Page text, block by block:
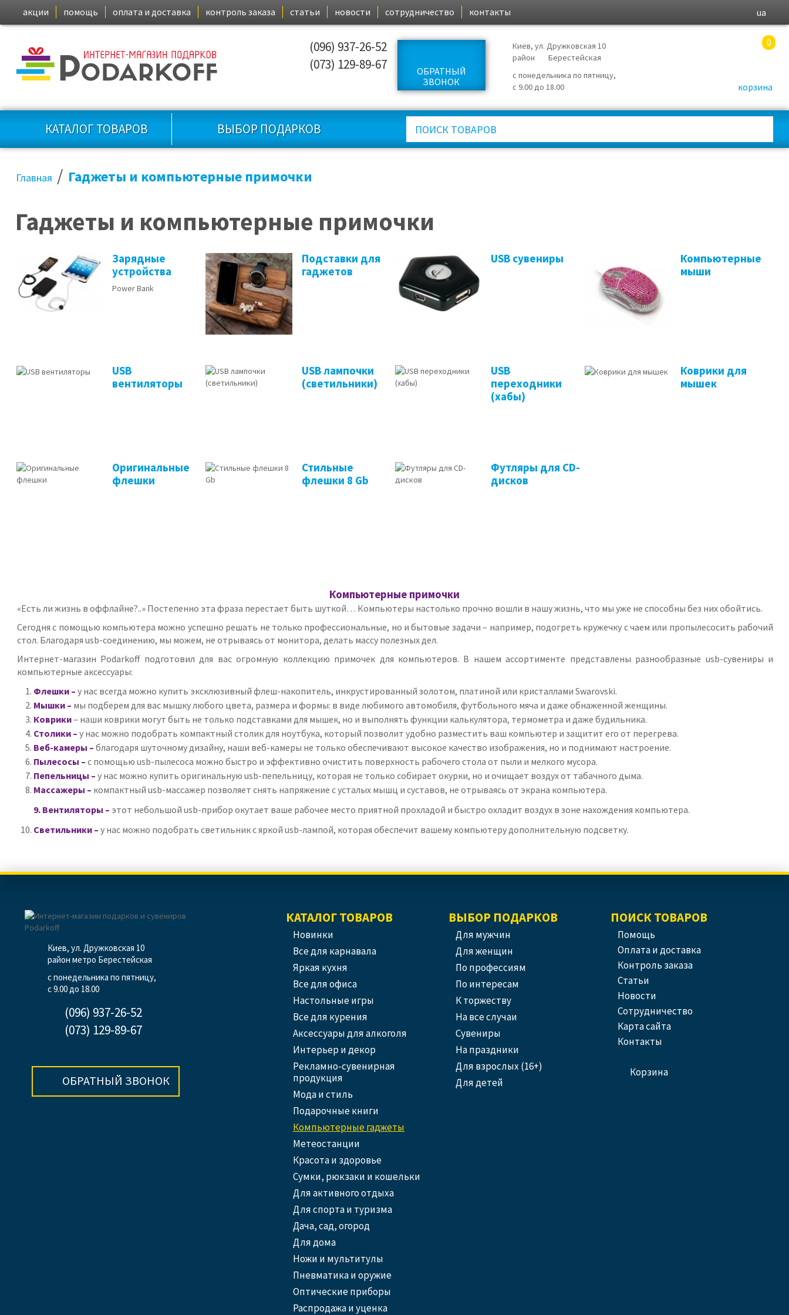
акции помощь оплата и доставка контроль заказа статьи новости сотрудничество контакты ua
(096) 937-26-52
(073) 129-89-67
ОБРАТНЫЙ
ЗВОНОК
Киев, ул. Дружковская 10
район
Берестейская
с понедельника по пятницу,
с 9.00 до 18.00
0
корзина
КАТАЛОГ ТОВАРОВ ВЫБОР ПОДАРКОВ
Главная / Гаджеты и компьютерные примочки
Гаджеты и компьютерные примочки
Зарядные
устройства
Power Bank
Подставки для
гаджетов
USB сувениры
Компьютерные
мыши
USB
вентиляторы
USB лампочки
(светильники)
USB
переходники
(хабы)
Коврики для
мышек
Оригинальные
флешки
Стильные
флешки 8 Gb
Футляры для CD-
дисков
Компьютерные примочки
«Есть ли жизнь в оффлайне?..» Постепенно эта фраза перестает быть шуткой… Компьютеры настолько прочно вошли в нашу жизнь, что мы уже не способны без них обойтись.
Сегодня с помощью компьютера можно успешно решать не только профессиональные, но и бытовые задачи – например, подогреть кружечку с чаем или пропылесосить рабочий
стол. Благодаря usb-соединению, мы можем, не отрываясь от монитора, делать массу полезных дел.
Интернет-магазин Podarkoff подготовил для вас огромную коллекцию примочек для компьютеров. В нашем ассортименте представлены разнообразные usb-сувениры и
компьютерные аксессуары:
Флешки – у нас всегда можно купить эксклюзивный флеш-накопитель, инкрустированный золотом, платиной или кристаллами Swarovski.
Мышки – мы подберем для вас мышку любого цвета, размера и формы: в виде любимого автомобиля, футбольного мяча и даже обнаженной женщины.
Коврики– наши коврики могут быть не только подставками для мышек, но и выполнять функции калькулятора, термометра и даже будильника.
Столики – у нас можно подобрать компактный столик для ноутбука, который позволит удобно разместить ваш компьютер и защитит его от перегрева.
Веб-камеры – благодаря шуточному дизайну, наши веб-камеры не только обеспечивают высокое качество изображения, но и поднимают настроение.
Пылесосы – с помощью usb-пылесоса можно быстро и эффективно очистить поверхность рабочего стола от пыли и мелкого мусора.
Пепельницы – у нас можно купить оригинальную usb-пепельницу, которая не только собирает окурки, но и очищает воздух от табачного дыма.
Массажеры – компактный usb-массажер позволяет снять напряжение с усталых мышц и суставов, не отрываясь от экрана компьютера.
9. Вентиляторы – этот небольшойusb-прибор окутает ваше рабочее место приятной прохладой и быстро охладит воздух в зоне нахождения компьютера.
Светильники – у нас можно подобрать светильник с яркой usb-лампой, которая обеспечит вашему компьютеру дополнительную подсветку.
Киев, ул. Дружковская 10
район метро Берестейская
с понедельника по пятницу,
с 9.00 до 18.00
(096) 937-26-52
(073) 129-89-67
ОБРАТНЫЙ ЗВОНОК
КАТАЛОГ ТОВАРОВ
Новинки
Все для карнавала
Яркая кухня
Все для офиса
Настольные игры
Все для курения
Аксессуары для алкоголя
Интерьер и декор
Рекламно-сувенирная
продукция
Мода и стиль
Подарочные книги
Компьютерные гаджеты
Метеостанции
Красота и здоровье
Сумки, рюкзаки и кошельки
Для активного отдыха
Для спорта и туризма
Дача, сад, огород
Для дома
Ножи и мультитулы
Пневматика и оружие
Оптические приборы
Распродажа и уценка
ВЫБОР ПОДАРКОВ
Для мужчин
Для женщин
По профессиям
По интересам
К торжеству
На все случаи
Сувениры
На праздники
Для взрослых (16+)
Для детей
ПОИСК ТОВАРОВ
помощь
оплата и доставка
контроль заказа
статьи
новости
сотрудничество
Карта сайта
контакты
корзина